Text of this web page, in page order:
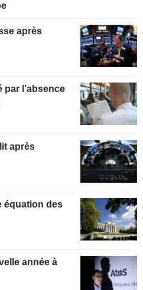
après
par l'absence
après
équation des